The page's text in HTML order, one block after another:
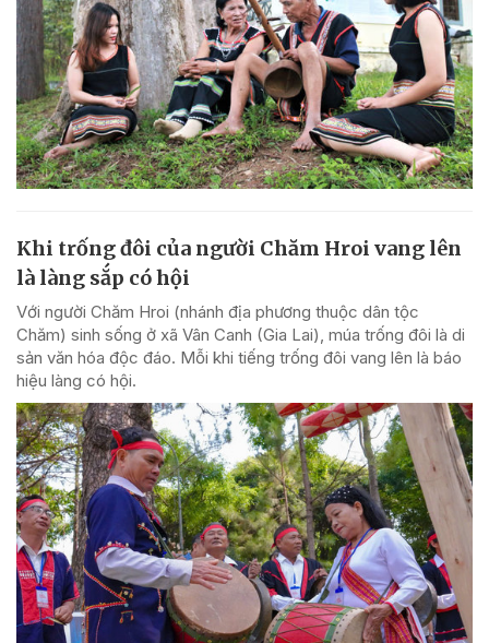
Khi trống đôi của người Chăm Hroi vang lên
là làng sắp có hội
Với người Chăm Hroi (nhánh địa phương thuộc dân tộc
Chăm) sinh sống ở xã Vân Canh (Gia Lai), múa trống đôi là di
sản văn hóa độc đáo. Mỗi khi tiếng trống đôi vang lên là báo
hiệu làng có hội.